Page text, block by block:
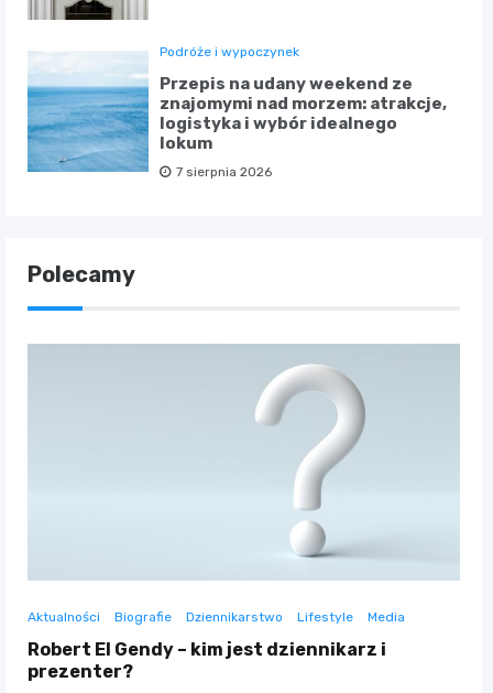
Podróże i wypoczynek
Przepis na udany weekend ze
znajomymi nad morzem: atrakcje,
logistyka i wybór idealnego
lokum
7 sierpnia 2026
Polecamy
Aktualności Biografie Dziennikarstwo Lifestyle Media
Robert El Gendy – kim jest dziennikarz i
prezenter?